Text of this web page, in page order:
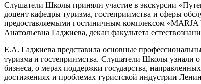
Слушатели Школы приняли участие в экскурсии
доцент кафедры туризма, гостеприимства и сферы
предоставляемыми гостиничным комплексом
Анатольевна Гаджиева, декан факультета
Е.А. Гаджиева представила основные
туризма и гостеприимства. Слушатели Школы узнали
бизнеса, о мерах поддержки государства,
достижениях и проблемах туристской индустрии